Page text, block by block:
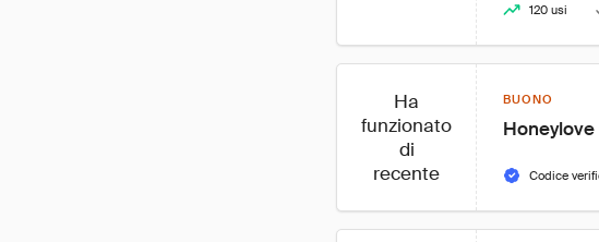
120 usi
Ha
funzionato
di
recente
BUONO
Codice